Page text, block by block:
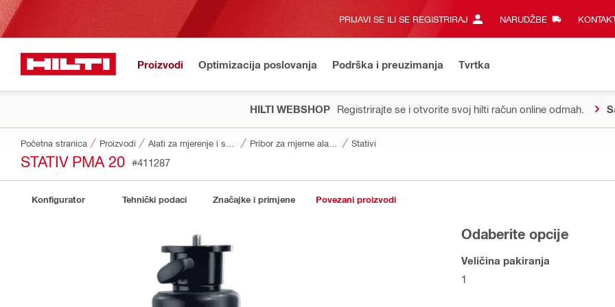
PRIJAVI SE ILI SE REGISTRIRAJ NARUDŽBE
Proizvodi Optimizacija poslovanja Podrška i preuzimanja Tvrtka
HILTI WEBSHOP Registrirajte se i otvorite svoj hilti račun online odmah.
Početna stranica Proizvodi Stativi
STATIV PMA 20 #411287
Konfigurator Tehnički podaci Značajke i primjene Povezani proizvodi
Odaberite opcije
Veličina pakiranja
1